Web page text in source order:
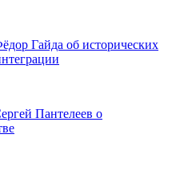
Гайда об исторических
Пантелеев о